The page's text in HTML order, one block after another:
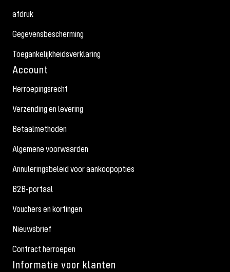
afdruk
Gegevensbescherming
Toegankelijkheidsverklaring
Account
Herroepingsrecht
Verzending en levering
Betaalmethoden
Algemene voorwaarden
Annuleringsbeleid voor aankoopopties
B2B-portaal
Vouchers en kortingen
Nieuwsbrief
Contract herroepen
Informatie voor klanten